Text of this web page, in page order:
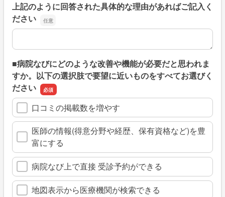
上記のように回答された具体的な理由があればご記入く
ださい
上記のように回答された具体的な理由があればご記入くだ
■病院なびにどのような改善や機能が必要だと思われま
すか。以下の選択肢で要望に近いものをすべてお選びく
ださい
口コミの掲載数を増やす
医師の情報(得意分野や経歴、保有資格など)を豊
富にする
病院なび上で直接 受診予約ができる
地図表示から医療機関が検索できる